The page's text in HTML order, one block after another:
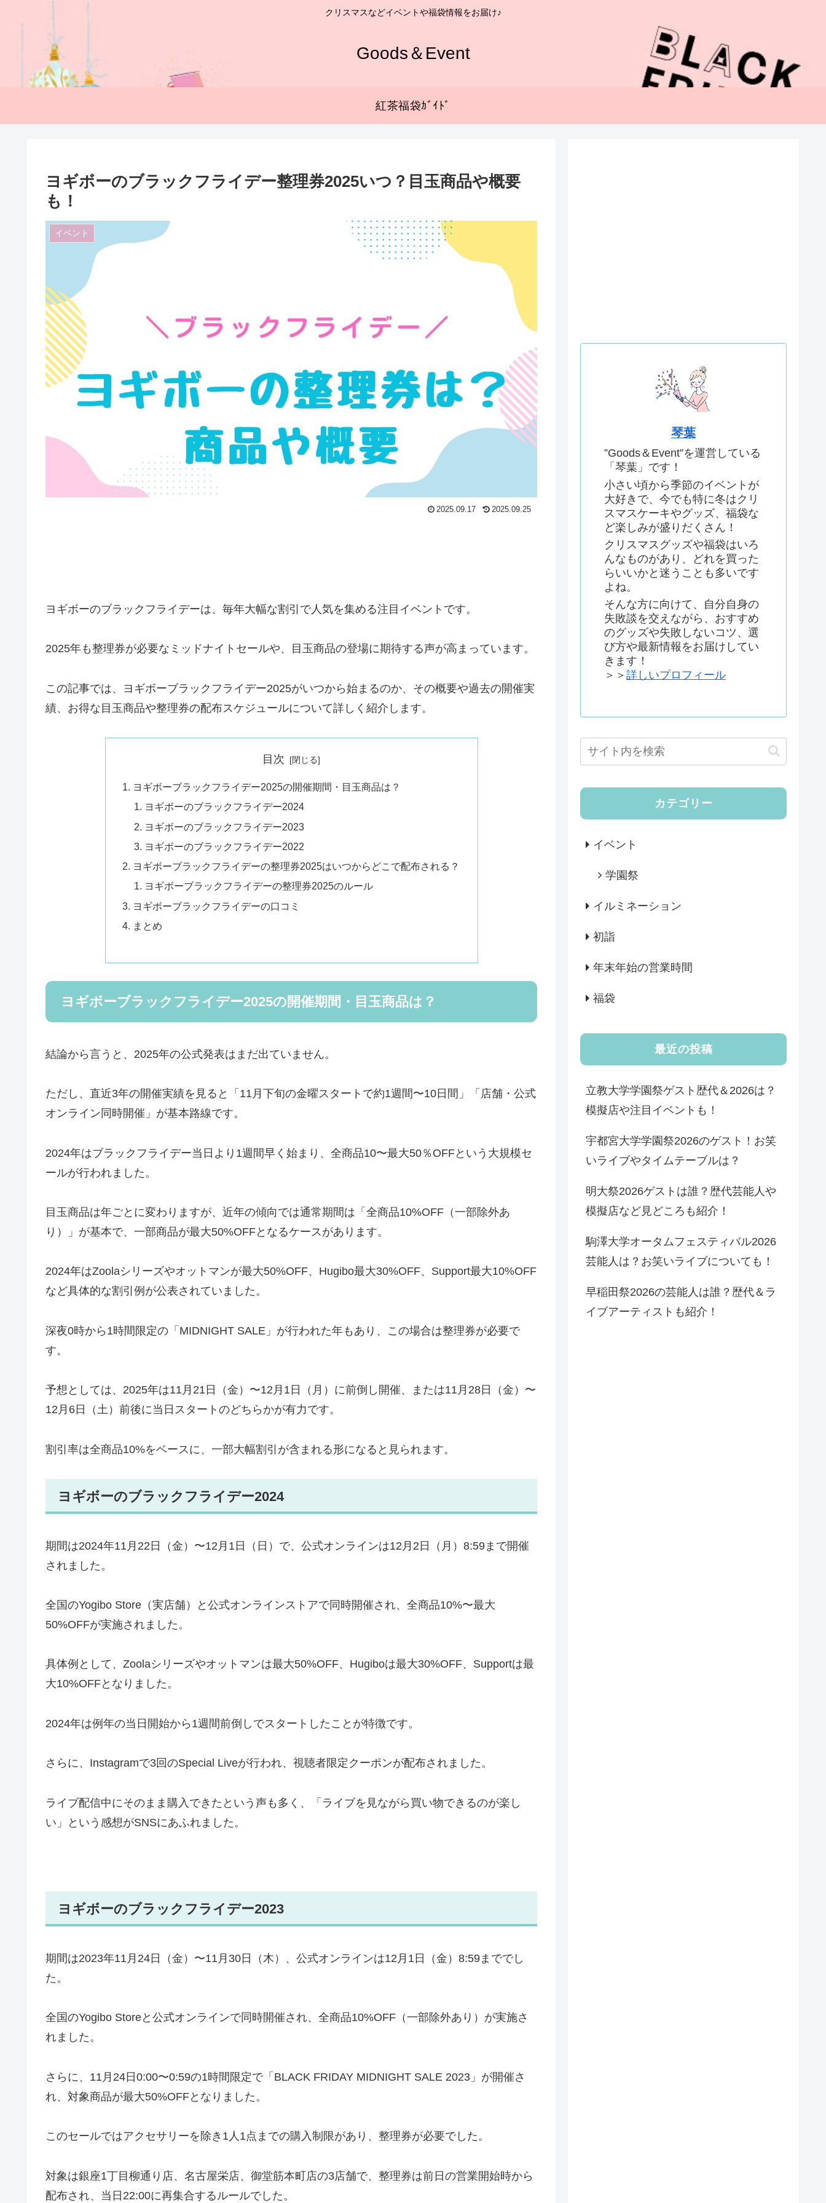
クリスマスなどイベントや福袋情報をお届け♪
Goods＆Event
紅茶福袋ｶﾞｲﾄﾞ
ヨギボーのブラックフライデー整理券2025いつ？目玉商品や概要
も！
イベント
2025.09.17 2025.09.25
ヨギボーのブラックフライデーは、毎年大幅な割引で人気を集める注目イベントです。
2025年も整理券が必要なミッドナイトセールや、目玉商品の登場に期待する声が高まっています。
この記事では、ヨギボーブラックフライデー2025がいつから始まるのか、その概要や過去の開催実
績、お得な目玉商品や整理券の配布スケジュールについて詳しく紹介します。
目次
ヨギボーブラックフライデー2025の開催期間・目玉商品は？
ヨギボーのブラックフライデー2024
ヨギボーのブラックフライデー2023
ヨギボーのブラックフライデー2022
ヨギボーブラックフライデーの整理券2025はいつからどこで配布される？
ヨギボーブラックフライデーの整理券2025のルール
ヨギボーブラックフライデーの口コミ
まとめ
ヨギボーブラックフライデー2025の開催期間・目玉商品は？
結論から言うと、2025年の公式発表はまだ出ていません。
ただし、直近3年の開催実績を見ると「11月下旬の金曜スタートで約1週間〜10日間」「店舗・公式
オンライン同時開催」が基本路線です。
2024年はブラックフライデー当日より1週間早く始まり、全商品10〜最大50％OFFという大規模セ
ールが行われました。
目玉商品は年ごとに変わりますが、近年の傾向では通常期間は「全商品10%OFF（一部除外あ
り）」が基本で、一部商品が最大50%OFFとなるケースがあります。
2024年はZoolaシリーズやオットマンが最大50%OFF、Hugibo最大30%OFF、Support最大10%OFF
など具体的な割引例が公表されていました。
深夜0時から1時間限定の「MIDNIGHT SALE」が行われた年もあり、この場合は整理券が必要で
す。
予想としては、2025年は11月21日（金）〜12月1日（月）に前倒し開催、または11月28日（金）〜
12月6日（土）前後に当日スタートのどちらかが有力です。
割引率は全商品10%をベースに、一部大幅割引が含まれる形になると見られます。
ヨギボーのブラックフライデー2024
期間は2024年11月22日（金）〜12月1日（日）で、公式オンラインは12月2日（月）8:59まで開催
されました。
全国のYogibo Store（実店舗）と公式オンラインストアで同時開催され、全商品10%〜最大
50%OFFが実施されました。
具体例として、Zoolaシリーズやオットマンは最大50%OFF、Hugiboは最大30%OFF、Supportは最
大10%OFFとなりました。
2024年は例年の当日開始から1週間前倒しでスタートしたことが特徴です。
さらに、Instagramで3回のSpecial Liveが行われ、視聴者限定クーポンが配布されました。
ライブ配信中にそのまま購入できたという声も多く、「ライブを見ながら買い物できるのが楽し
い」という感想がSNSにあふれました。
ヨギボーのブラックフライデー2023
期間は2023年11月24日（金）〜11月30日（木）、公式オンラインは12月1日（金）8:59まででし
た。
全国のYogibo Storeと公式オンラインで同時開催され、全商品10%OFF（一部除外あり）が実施さ
れました。
さらに、11月24日0:00〜0:59の1時間限定で「BLACK FRIDAY MIDNIGHT SALE 2023」が開催さ
れ、対象商品が最大50%OFFとなりました。
このセールではアクセサリーを除き1人1点までの購入制限があり、整理券が必要でした。
対象は銀座1丁目柳通り店、名古屋栄店、御堂筋本町店の3店舗で、整理券は前日の営業開始時から
配布され、当日22:00に再集合するルールでした。
琴葉
”Goods＆Event”を運営している
「琴葉」です！
小さい頃から季節のイベントが
大好きで、今でも特に冬はクリ
スマスケーキやグッズ、福袋な
ど楽しみが盛りだくさん！
クリスマスグッズや福袋はいろ
んなものがあり、どれを買った
らいいかと迷うことも多いです
よね。
そんな方に向けて、自分自身の
失敗談を交えながら、おすすめ
のグッズや失敗しないコツ、選
び方や最新情報をお届けしてい
きます！
＞＞ 詳しいプロフィール
カテゴリー
イベント
学園祭
イルミネーション
初詣
年末年始の営業時間
福袋
最近の投稿
立教大学学園祭ゲスト歴代＆2026は？
模擬店や注目イベントも！
宇都宮大学学園祭2026のゲスト！お笑
いライブやタイムテーブルは？
明大祭2026ゲストは誰？歴代芸能人や
模擬店など見どころも紹介！
駒澤大学オータムフェスティバル2026
芸能人は？お笑いライブについても！
早稲田祭2026の芸能人は誰？歴代＆ラ
イブアーティストも紹介！